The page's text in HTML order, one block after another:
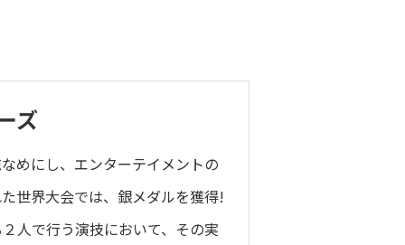
ズ
めにし、エンターテイメントの
世界大会では、銀メダルを獲得!
人で行う演技において、その実